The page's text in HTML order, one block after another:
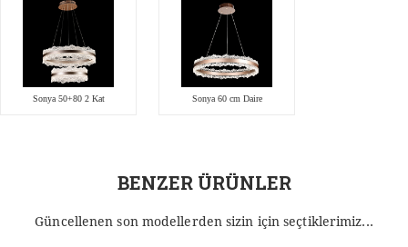
Sonya 50+80 2 Kat Sonya 60 cm Daire
BENZER ÜRÜNLER
Güncellenen son modellerden sizin için seçtiklerimiz...